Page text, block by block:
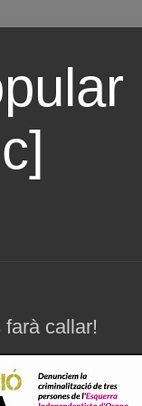
callar!